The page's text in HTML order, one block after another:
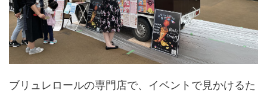
ブリュレロールの専門店で、イベントで見かけるた